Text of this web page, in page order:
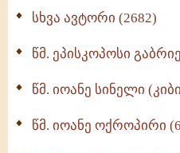
ნაწილი II (369)
სხვა ავტორი (2682)
წმ. ეპისკოპოსი
წმ. იოანე სინელი
წმ. იოანე ოქროპირი